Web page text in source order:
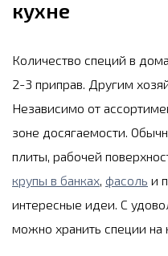
кухне
Количество специй в
2-3 приправ. Другим
Независимо от
зоне досягаемости.
плиты, рабочей
крупы в банках, фасоль и
интересные идеи. С
можно хранить специи на